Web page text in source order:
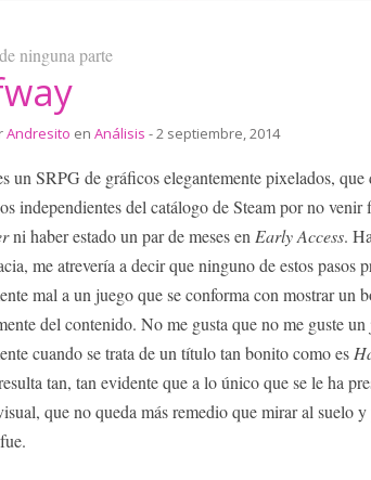
ninguna parte
Andresito en Análisis - 2 septiembre, 2014
un SRPG de gráficos elegantemente pixelados, que
independientes del catálogo de Steam por no venir
ni haber estado un par de meses en Early Access.
me atrevería a decir que ninguno de estos pasos
mal a un juego que se conforma con mostrar un
del contenido. No me gusta que no me guste
cuando se trata de un título tan bonito como es
tan, tan evidente que a lo único que se le ha
que no queda más remedio que mirar al suelo